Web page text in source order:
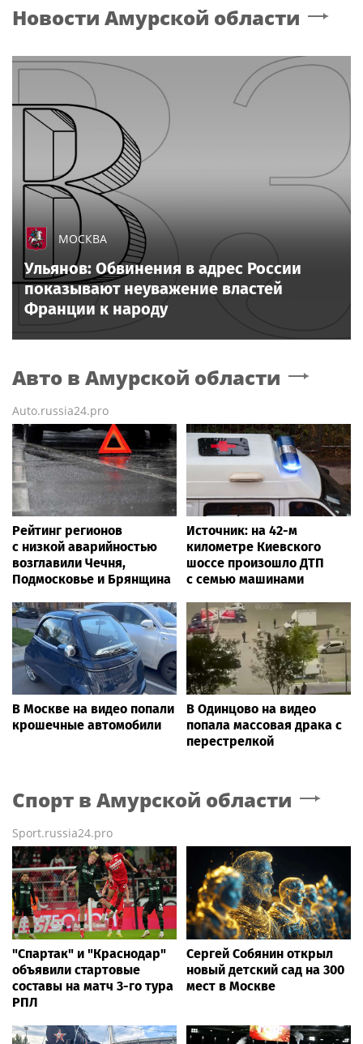
Новости Амурской области
МОСКВА
Ульянов: Обвинения в адрес России
показывают неуважение властей
Франции к народу
Авто в Амурской области
Auto.russia24.pro
Рейтинг регионов
с низкой аварийностью
возглавили Чечня,
Подмосковье и Брянщина
Источник: на 42-м
километре Киевского
шоссе произошло ДТП
с семью машинами
В Москве на видео попали
крошечные автомобили
В Одинцово на видео
попала массовая драка с
перестрелкой
Спорт в Амурской области
Sport.russia24.pro
"Спартак" и "Краснодар"
объявили стартовые
составы на матч 3-го тура
РПЛ
Сергей Собянин открыл
новый детский сад на 300
мест в Москве